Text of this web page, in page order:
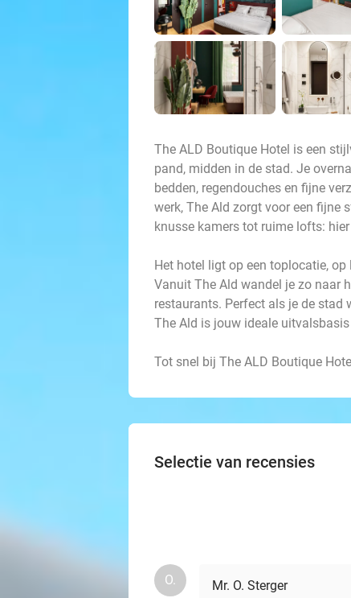
The ALD Boutique Hotel is een
pand, midden in de stad. Je
bedden, regendouches en fijne
werk, The Ald zorgt voor een fijne
knusse kamers tot ruime lofts:
Het hotel ligt op een toplocatie,
Vanuit The Ald wandel je zo naar
restaurants. Perfect als je de
The Ald is jouw ideale
Tot snel bij The ALD Boutique
Selectie van recensies
O. Mr. O. Sterger